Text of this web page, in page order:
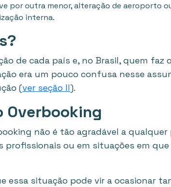
por outra menor, alteração de aeroporto
interna.
de cada país e, no Brasil, quem faz
era um pouco confusa nesse
(ver seção II).
Overbooking
não é tão agradável a qualquer
ou em situações em
situação pode vir a ocasionar